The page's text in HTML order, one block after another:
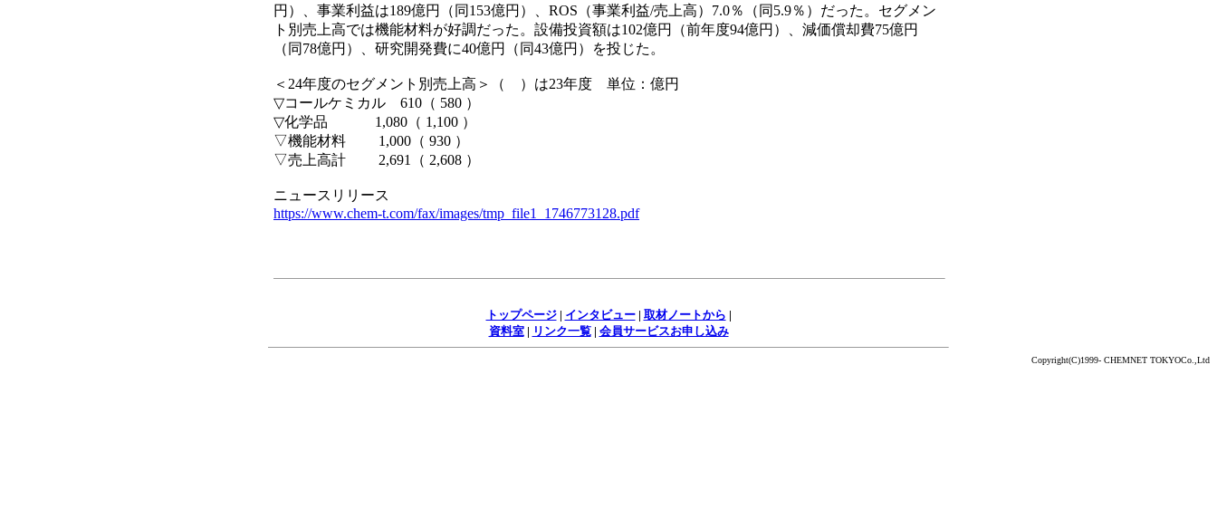
円）、事業利益は189億円（同153億円）、ROS（事業利益/売上高）7.0％（同5.9％）だった。セグメン
ト別売上高では機能材料が好調だった。設備投資額は102億円（前年度94億円）、減価償却費75億円
（同78億円）、研究開発費に40億円（同43億円）を投じた。
＜24年度のセグメント別売上高＞（ ）は23年度 単位：億円
▽コールケミカル 610（ 580 ）
▽化学品 1,080（ 1,100 ）
▽機能材料 1,000（ 930 ）
▽売上高計 2,691（ 2,608 ）
ニュースリリース
https://www.chem-t.com/fax/images/tmp_file1_1746773128.pdf
トップページ| インタビュー| 取材ノートから |
資料室| リンク一覧| 会員サービスお申し込み
Copyright(C)1999- CHEMNET TOKYOCo.,Ltd